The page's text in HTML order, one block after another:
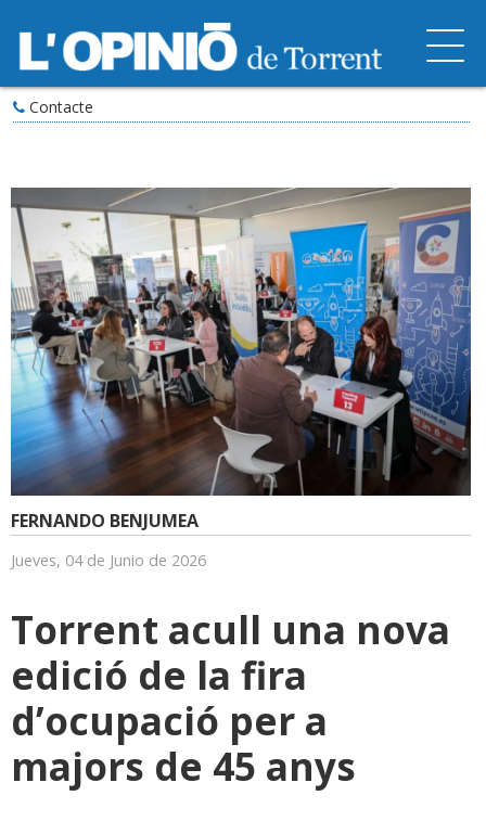
Contacte
FERNANDO BENJUMEA
Jueves, 04 de Junio de 2026
Torrent acull una nova
edició de la fira
d’ocupació per a
majors de 45 anys